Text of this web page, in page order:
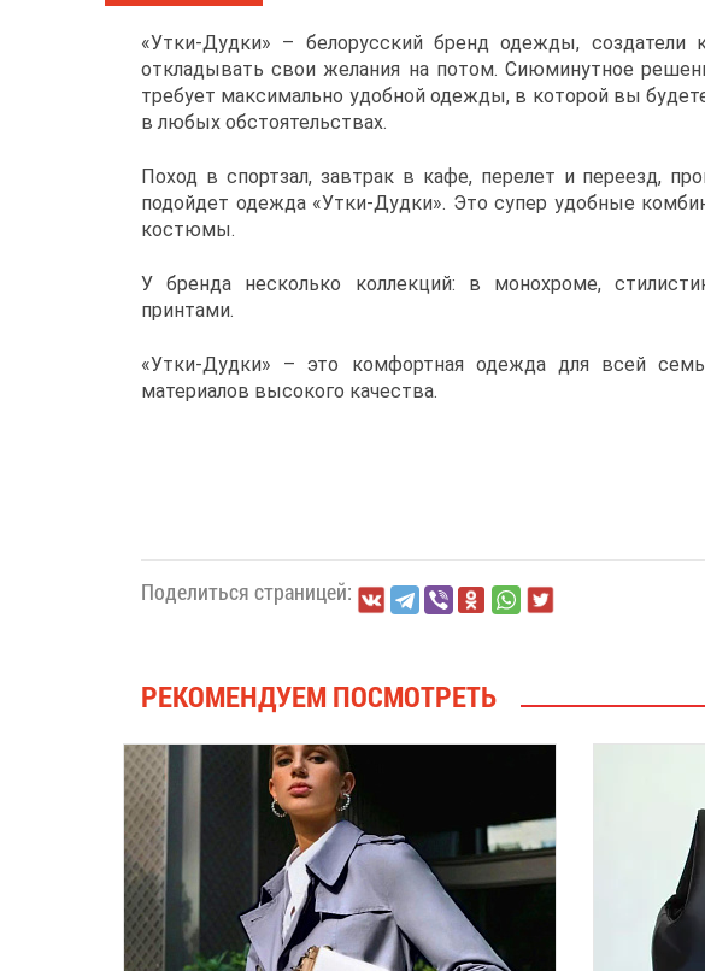
«Утки-Дудки» – белорусский бренд одежды, создатели
откладывать свои желания на потом. Сиюминутное
требует максимально удобной одежды, в которой вы
в любых обстоятельствах.
Поход в спортзал, завтрак в кафе, перелет и переезд,
подойдет одежда «Утки-Дудки». Это супер удобные
костюмы.
У бренда несколько коллекций: в монохроме,
принтами.
«Утки-Дудки» – это комфортная одежда для всей
материалов высокого качества.
Поделиться страницей:
РЕКОМЕНДУЕМ ПОСМОТРЕТЬ